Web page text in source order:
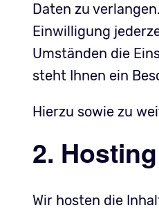
Daten zu
Einwilligung
Umständen die
steht Ihnen ein
Hierzu sowie zu
2. Hosting
Wir hosten die